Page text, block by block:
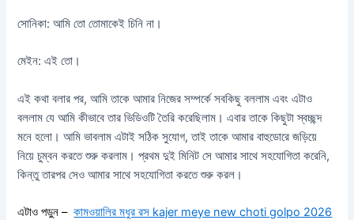
সোনিকা: আমি তো তোমাকেই চিনি না।
মেইন: এই তো।
এই কথা বলার পর, আমি তাকে আমার নিজের সম্পর্কে সবকিছু বললাম এবং এটাও
বললাম যে আমি কীভাবে তার ভিডিওটি তৈরি করেছিলাম। এবার তাকে কিছুটা স্বচ্ছন্দ
মনে হলো। আমি ভাবলাম এটাই সঠিক সুযোগ, তাই তাকে আমার বাহুডোরে জড়িয়ে
নিয়ে চুম্বন করতে শুরু করলাম। প্রথম দুই মিনিট সে আমার সাথে সহযোগিতা করেনি,
কিন্তু তারপর সেও আমার সাথে সহযোগিতা করতে শুরু করল।
এটাও পড়ুন – কামওয়ালির মধুর রস kajer meye new choti golpo 2026